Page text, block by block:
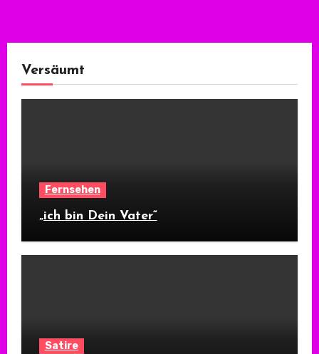
Versäumt
Fernsehen
„ich bin Dein Vater“
Satire